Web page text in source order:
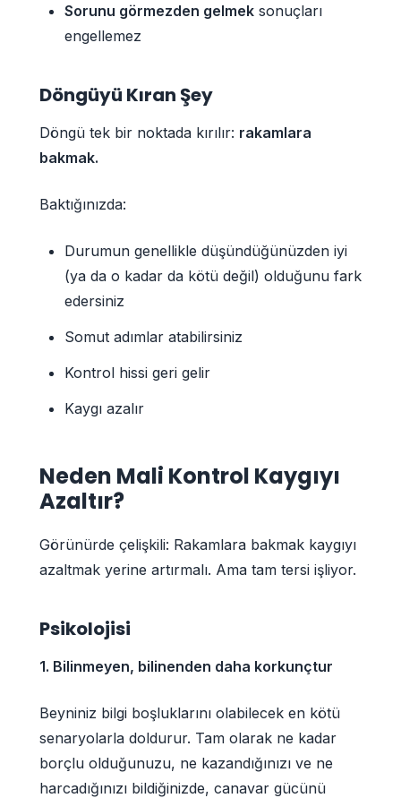
Sorunu görmezden gelmek sonuçları
engellemez
Döngüyü Kıran Şey
Döngü tek bir noktada kırılır: rakamlara
bakmak.
Baktığınızda:
Durumun genellikle düşündüğünüzden iyi
(ya da o kadar da kötü değil) olduğunu fark
edersiniz
Somut adımlar atabilirsiniz
Kontrol hissi geri gelir
Kaygı azalır
Neden Mali Kontrol Kaygıyı
Azaltır?
Görünürde çelişkili: Rakamlara bakmak kaygıyı
azaltmak yerine artırmalı. Ama tam tersi işliyor.
Psikolojisi
1. Bilinmeyen, bilinenden daha korkunçtur
Beyniniz bilgi boşluklarını olabilecek en kötü
senaryolarla doldurur. Tam olarak ne kadar
borçlu olduğunuzu, ne kazandığınızı ve ne
harcadığınızı bildiğinizde, canavar gücünü